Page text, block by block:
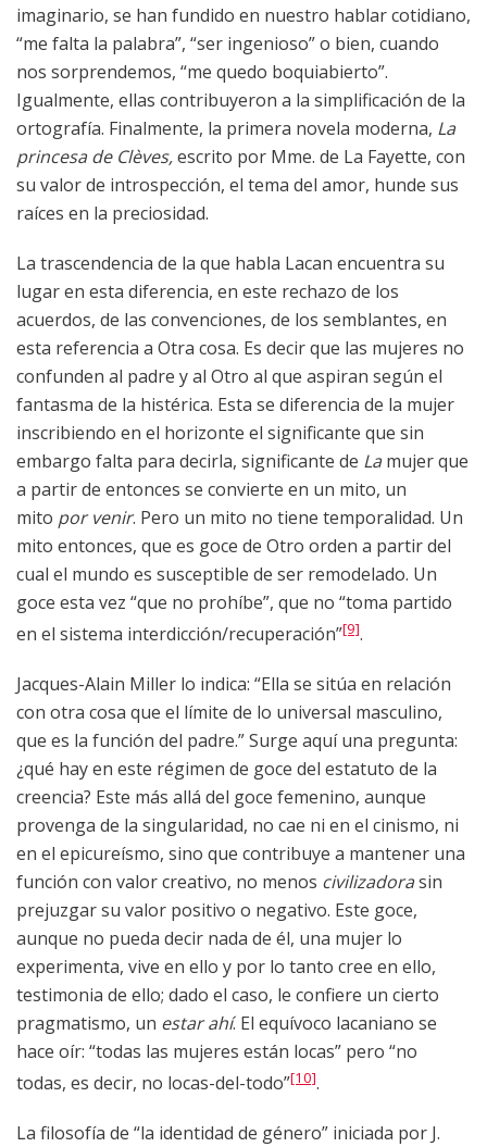
imaginario, se han fundido en nuestro hablar cotidiano,
“me falta la palabra”, “ser ingenioso” o bien, cuando
nos sorprendemos, “me quedo boquiabierto”.
Igualmente, ellas contribuyeron a la simplificación de la
ortografía. Finalmente, la primera novela moderna, La
princesa de Clèves,escrito por Mme. de La Fayette, con
su valor de introspección, el tema del amor, hunde sus
raíces en la preciosidad.
La trascendencia de la que habla Lacan encuentra su
lugar en esta diferencia, en este rechazo de los
acuerdos, de las convenciones, de los semblantes, en
esta referencia a Otra cosa. Es decir que las mujeres no
confunden al padre y al Otro al que aspiran según el
fantasma de la histérica. Esta se diferencia de la mujer
inscribiendo en el horizonte el significante que sin
embargo falta para decirla, significante de La mujer que
a partir de entonces se convierte en un mito, un
mito por venir. Pero un mito no tiene temporalidad. Un
mito entonces, que es goce de Otro orden a partir del
cual el mundo es susceptible de ser remodelado. Un
goce esta vez “que no prohíbe”, que no “toma partido
en el sistema interdicción/recuperación”[9].
Jacques-Alain Miller lo indica: “Ella se sitúa en relación
con otra cosa que el límite de lo universal masculino,
que es la función del padre.” Surge aquí una pregunta:
¿qué hay en este régimen de goce del estatuto de la
creencia? Este más allá del goce femenino, aunque
provenga de la singularidad, no cae ni en el cinismo, ni
en el epicureísmo, sino que contribuye a mantener una
función con valor creativo, no menos civilizadorasin
prejuzgar su valor positivo o negativo. Este goce,
aunque no pueda decir nada de él, una mujer lo
experimenta, vive en ello y por lo tanto cree en ello,
testimonia de ello; dado el caso, le confiere un cierto
pragmatismo, un estar ahí. El equívoco lacaniano se
hace oír: “todas las mujeres están locas” pero “no
todas, es decir, no locas-del-todo”[10].
La filosofía de “la identidad de género” iniciada por J.